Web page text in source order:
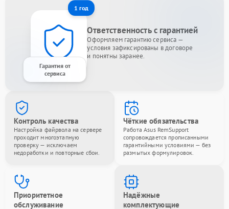
1 год
Гарантия от
сервиса
Ответственность с гарантией
Оформляем гарантию сервиса —
условия зафиксированы в договоре
и понятны заранее.
Контроль качества
Настройка файрвола на сервере
проходит многоэтапную
проверку — исключаем
недоработки и повторные сбои.
Чёткие обязательства
Работа Asus RemSupport
сопровождается прописанными
гарантийными условиями — без
размытых формулировок.
Приоритетное
обслуживание
Надёжные
комплектующие